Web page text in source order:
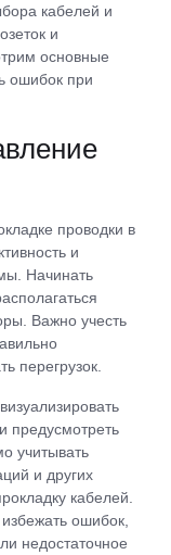
кабелей и
и
основные
ошибок при
проводки в
и
Начинать
Важно учесть
перегрузок.
предусмотреть
учитывать
и других
кабелей.
ошибок,
недостаточное